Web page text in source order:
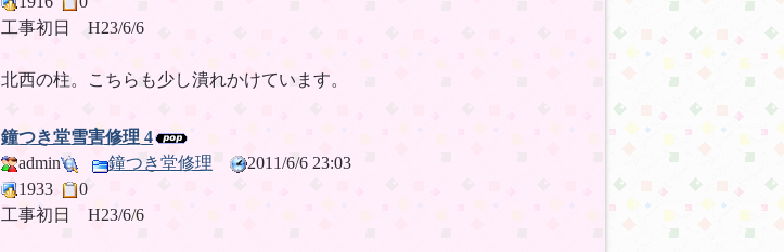
工事初日 H23/6/6
北西の柱。こちらも少し潰れかけています。
鐘つき堂雪害修理 4
admin
鐘つき堂修理
2011/6/6 23:03
1933
0
工事初日 H23/6/6